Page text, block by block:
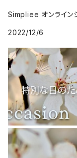
Simpliee オンライン
2022/12/6